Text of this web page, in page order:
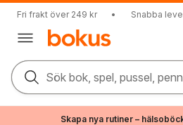
Fri frakt över 249 kr • Snabba
Sök bok, spel, pussel,
Skapa nya rutiner –